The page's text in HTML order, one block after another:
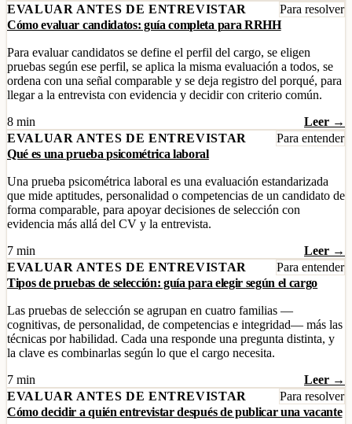
EVALUAR ANTES DE ENTREVISTAR
Para resolver
Cómo evaluar candidatos: guía completa para RRHH
Para evaluar candidatos se define el perfil del cargo, se eligen
pruebas según ese perfil, se aplica la misma evaluación a todos, se
ordena con una señal comparable y se deja registro del porqué, para
llegar a la entrevista con evidencia y decidir con criterio común.
8 min
Leer →
EVALUAR ANTES DE ENTREVISTAR
Para entender
Qué es una prueba psicométrica laboral
Una prueba psicométrica laboral es una evaluación estandarizada
que mide aptitudes, personalidad o competencias de un candidato de
forma comparable, para apoyar decisiones de selección con
evidencia más allá del CV y la entrevista.
7 min
Leer →
EVALUAR ANTES DE ENTREVISTAR
Para entender
Tipos de pruebas de selección: guía para elegir según el cargo
Las pruebas de selección se agrupan en cuatro familias —
cognitivas, de personalidad, de competencias e integridad— más las
técnicas por habilidad. Cada una responde una pregunta distinta, y
la clave es combinarlas según lo que el cargo necesita.
7 min
Leer →
EVALUAR ANTES DE ENTREVISTAR
Para resolver
Cómo decidir a quién entrevistar después de publicar una vacante